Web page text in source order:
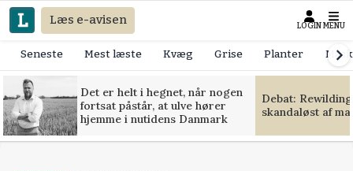
Læs e-avisen LOGIN MENU
Seneste Mest læste Kvæg Grise Planter
Det er helt i hegnet, når nogen
fortsat påstår, at ulve hører
hjemme i nutidens Danmark
Debat:
skandaløst af